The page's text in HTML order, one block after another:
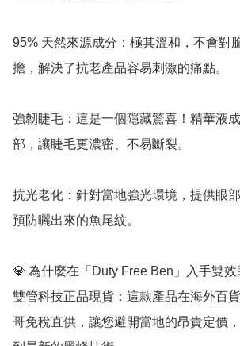
95% 天然來源成分：極其溫和，不會對
擔，解決了抗老產品容易刺激的痛點。
強韌睫毛：這是一個隱藏驚喜！精華液
部，讓睫毛更濃密、不易斷裂。
抗光老化：針對當地強光環境，提供眼
預防曬出來的魚尾紋。
💎 為什麼在「Duty Free Ben」入手雙效
雙管科技正品現貨：這款產品在海外百
哥免稅直供，讓您避開當地的昂貴定價